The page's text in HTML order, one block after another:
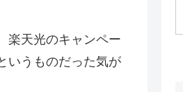
楽天光のキャンペー
いうものだった気が